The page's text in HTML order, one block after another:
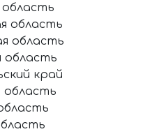
область
область
область
край
область